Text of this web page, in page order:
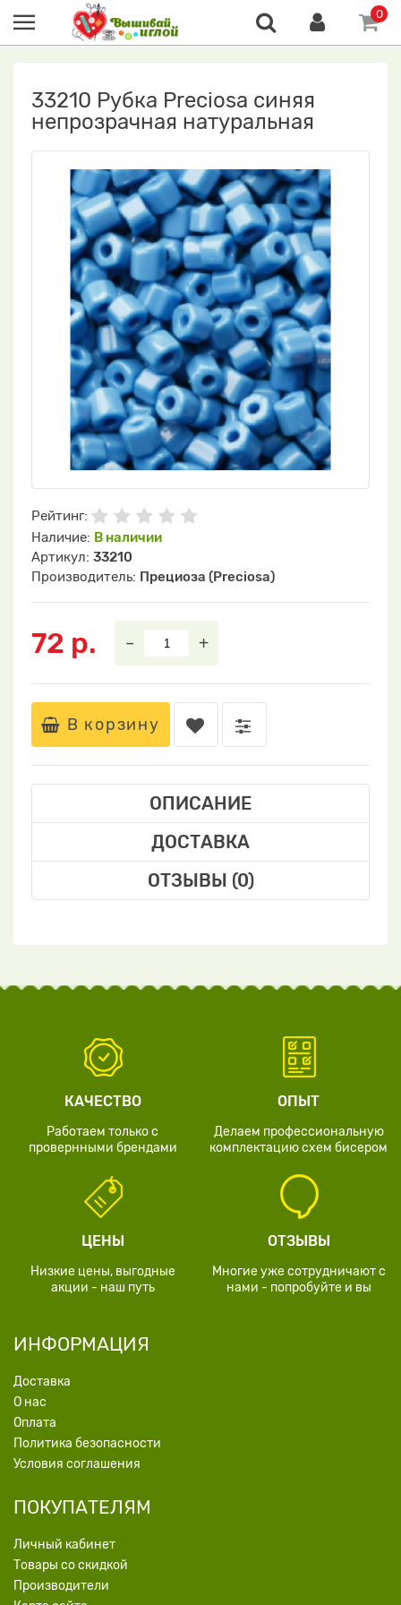
0
33210 Рубка Preciosa синяя
непрозрачная натуральная
Рейтинг:
Наличие: В наличии
Артикул: 33210
Производитель: Прециоза (Preciosa)
72 р. – +
В корзину
ОПИСАНИЕ
ДОСТАВКА
ОТЗЫВЫ (0)
КАЧЕСТВО
Работаем только с
провернными брендами
ОПЫТ
Делаем профессиональную
комплектацию схем бисером
ЦЕНЫ
Низкие цены, выгодные
акции - наш путь
ОТЗЫВЫ
Многие уже сотрудничают с
нами - попробуйте и вы
ИНФОРМАЦИЯ
Доставка
О нас
Оплата
Политика безопасности
Условия соглашения
ПОКУПАТЕЛЯМ
Личный кабинет
Товары со скидкой
Производители